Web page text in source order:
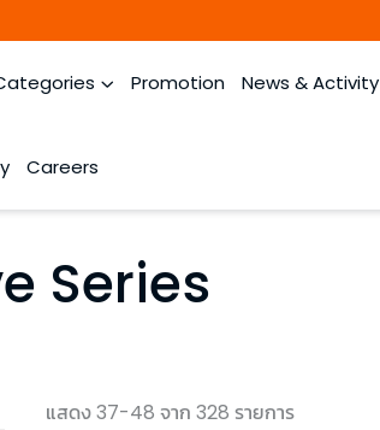
Promotion News & Activity
Careers
Series
แสดง 37-48 จาก 328 รายการ